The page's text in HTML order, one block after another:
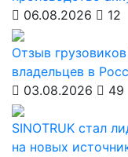
06.08.2026
12
Отзыв
владельцев в
03.08.2026
49
SINOTRUK стал
на новых